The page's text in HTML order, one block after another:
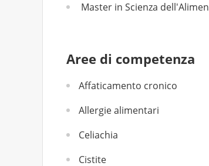
Master in Scienza
Aree di competenza
Affaticamento cronico
Allergie alimentari
Celiachia
Cistite